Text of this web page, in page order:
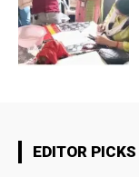
EDITOR PICKS